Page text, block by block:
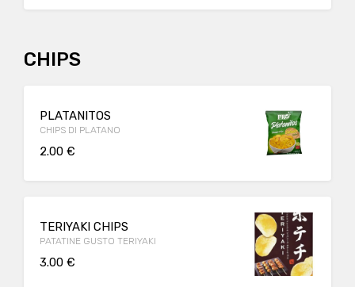
CHIPS
PLATANITOS
CHIPS DI PLATANO
2.00 €
TERIYAKI CHIPS
PATATINE GUSTO TERIYAKI
3.00 €